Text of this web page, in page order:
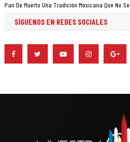
Pan De Muerto Una Tradición Mexicana Que No
SÍGUENOS EN REDES SOCIALES